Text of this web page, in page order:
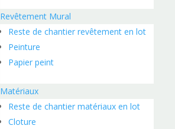
Revêtement Mural
Reste de chantier revêtement en lot
Peinture
Papier peint
Matériaux
Reste de chantier matériaux en lot
Cloture